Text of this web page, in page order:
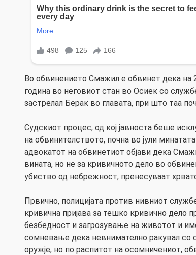
Во обвинението Смажил е обвинет дека на
година во неговиот стан во Осиек со
застрелал Берак во главата, при што таа
Судскиот процес, од кој јавноста беше
на обвинителството, почна во јули
адвокатот на обвинетиот објави дека
вината, но не за кривичното дело во
убиство од небрежност, пренесуваат
Првично, полицијата против нивниот
кривична пријава за тешко кривично дело
безбедност и загрозување на животот и
сомневање дека невнимателно ракувал со
оружје, но по распитот на осомничениот,